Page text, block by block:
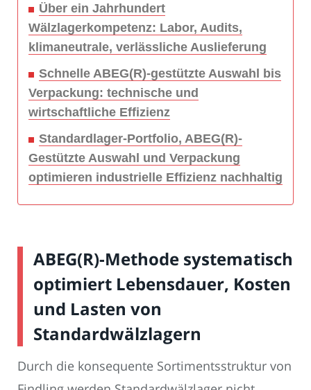
Über ein Jahrhundert
Wälzlagerkompetenz: Labor, Audits,
klimaneutrale, verlässliche Auslieferung
Schnelle ABEG(R)-gestützte Auswahl bis
Verpackung: technische und
wirtschaftliche Effizienz
Standardlager-Portfolio, ABEG(R)-
Gestützte Auswahl und Verpackung
optimieren industrielle Effizienz nachhaltig
ABEG(R)-Methode systematisch
optimiert Lebensdauer, Kosten
und Lasten von
Standardwälzlagern
Durch die konsequente Sortimentsstruktur von